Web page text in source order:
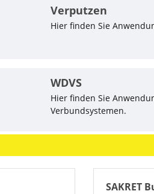
Verputzen
Hier finden Sie
WDVS
Hier finden Sie
Verbundsystemen.
SAKRET